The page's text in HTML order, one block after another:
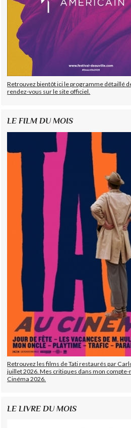
Retrouvez bientôt ici le programme détaillé
rendez-vous sur le site officiel.
LE FILM DU MOIS
Retrouvez les films de Tati restaurés par
juillet 2026. Mes critiques dans mon
Cinéma 2026.
LE LIVRE DU MOIS